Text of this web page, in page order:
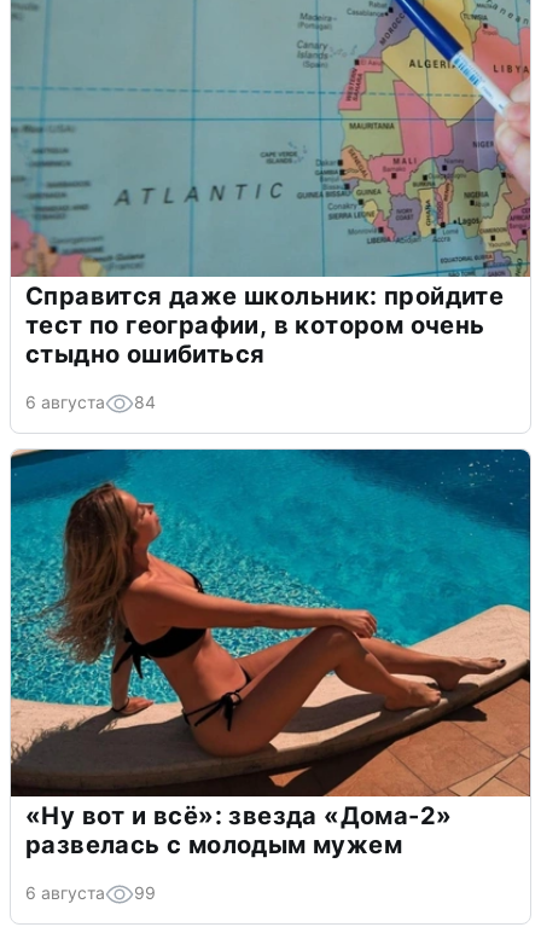
Справится даже школьник: пройдите
тест по географии, в котором очень
стыдно ошибиться
6 августа 84
«Ну вот и всё»: звезда «Дома-2»
развелась с молодым мужем
6 августа 99